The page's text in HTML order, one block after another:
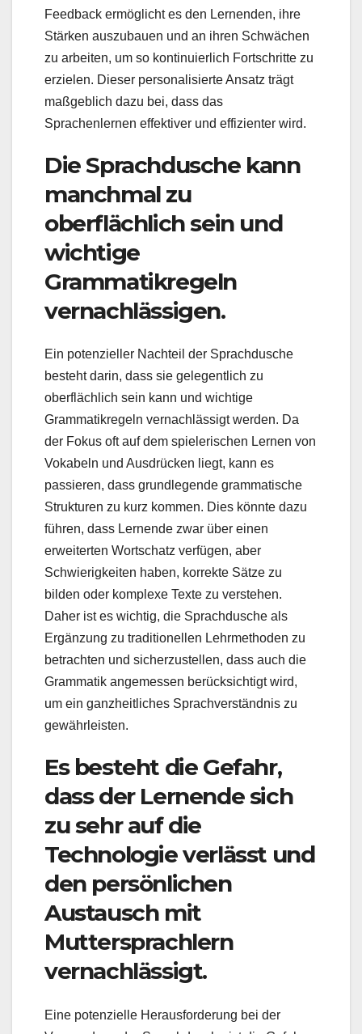
Feedback ermöglicht es den Lernenden, ihre
Stärken auszubauen und an ihren Schwächen
zu arbeiten, um so kontinuierlich Fortschritte zu
erzielen. Dieser personalisierte Ansatz trägt
maßgeblich dazu bei, dass das
Sprachenlernen effektiver und effizienter wird.
Die Sprachdusche kann
manchmal zu
oberflächlich sein und
wichtige
Grammatikregeln
vernachlässigen.
Ein potenzieller Nachteil der Sprachdusche
besteht darin, dass sie gelegentlich zu
oberflächlich sein kann und wichtige
Grammatikregeln vernachlässigt werden. Da
der Fokus oft auf dem spielerischen Lernen von
Vokabeln und Ausdrücken liegt, kann es
passieren, dass grundlegende grammatische
Strukturen zu kurz kommen. Dies könnte dazu
führen, dass Lernende zwar über einen
erweiterten Wortschatz verfügen, aber
Schwierigkeiten haben, korrekte Sätze zu
bilden oder komplexe Texte zu verstehen.
Daher ist es wichtig, die Sprachdusche als
Ergänzung zu traditionellen Lehrmethoden zu
betrachten und sicherzustellen, dass auch die
Grammatik angemessen berücksichtigt wird,
um ein ganzheitliches Sprachverständnis zu
gewährleisten.
Es besteht die Gefahr,
dass der Lernende sich
zu sehr auf die
Technologie verlässt und
den persönlichen
Austausch mit
Muttersprachlern
vernachlässigt.
Eine potenzielle Herausforderung bei der